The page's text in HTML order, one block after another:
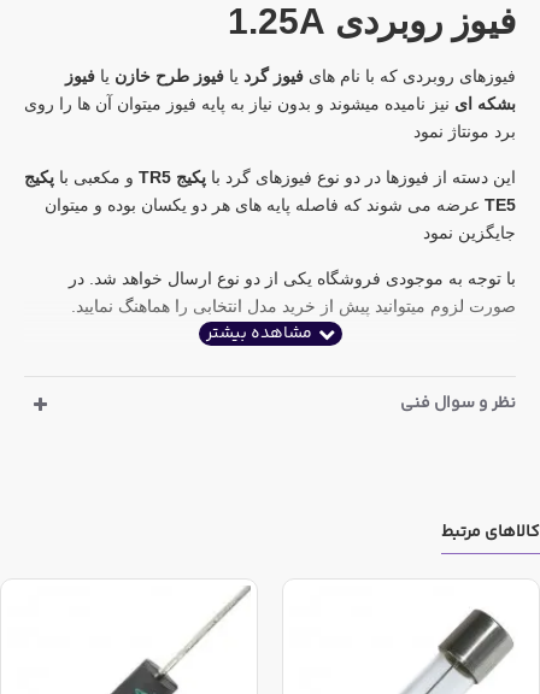
فیوز روبردی 1.25A
فیوزهای روبردی که با نام های فیوز گرد یا فیوز طرح خازن یا فیوز
بشکه ای نیز نامیده میشوند و بدون نیاز به پایه فیوز میتوان آن ها را روی
برد مونتاژ نمود
این دسته از فیوزها در دو نوع فیوزهای گرد با پکیج TR5 و مکعبی با پکیج
TE5 عرضه می شوند که فاصله پایه های هر دو یکسان بوده و میتوان
جایگزین نمود
با توجه به موجودی فروشگاه یکی از دو نوع ارسال خواهد شد. در
صورت لزوم میتوانید پیش از خرید مدل انتخابی را هماهنگ نمایید.
نظر و سوال فنی
کالاهای مرتبط